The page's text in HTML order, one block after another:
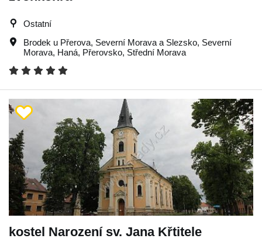
Ostatní
Brodek u Přerova, Severní Morava a Slezsko, Severní
Morava, Haná, Přerovsko, Střední Morava
kostel Narození sv. Jana Křtitele